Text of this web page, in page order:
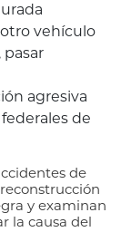
vehículo
pasar
agresiva
de
de
y examinan
la causa del